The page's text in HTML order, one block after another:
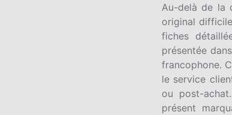
Au-delà de la
original
fiches
présentée
francophone.
le service
ou post-
présent